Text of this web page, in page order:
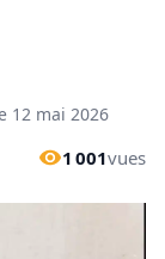
12 mai 2026
1 001vues